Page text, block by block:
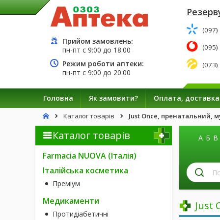
Прийом замовлень:
пн-пт с9:00 до 18:00
Режим роботи аптеки:
пн-пт с9:00 до 20:00
(097)
(095)
(073)
Головна Як замовити? Оплата, доставка
Каталог товарів Just Once, пренатальний,
Каталог товарів
Farmacia NUOVA (Італія)
Італійська косметика
Преміум
Медикаменти
Протидіабетичні
А Б В
за
Just